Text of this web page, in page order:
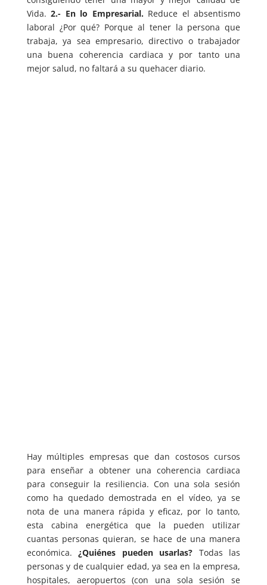
Vida.2.- En lo Empresarial. Reduce el absentismo
laboral ¿Por qué? Porque al tener la persona que
trabaja, ya sea empresario, directivo o trabajador
una buena coherencia cardiaca y por tanto una
mejor salud, no faltará a su quehacer diario.
Hay múltiples empresas que dan costosos cursos
para enseñar a obtener una coherencia cardiaca
para conseguir la resiliencia. Con una sola sesión
como ha quedado demostrada en el vídeo, ya se
nota de una manera rápida y eficaz, por lo tanto,
esta cabina energética que la pueden utilizar
cuantas personas quieran, se hace de una manera
económica.¿Quiénes pueden usarlas? Todas las
personas y de cualquier edad, ya sea en la empresa,
hospitales, aeropuertos (con una sola sesión se